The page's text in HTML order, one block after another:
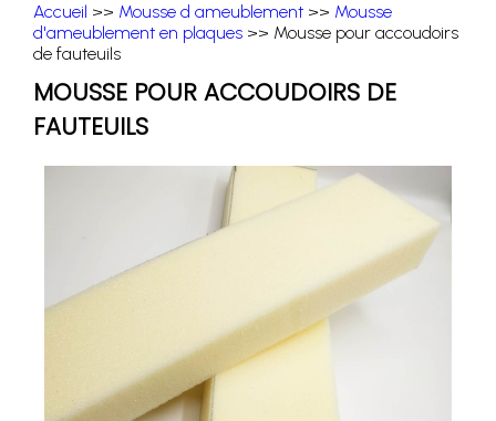
Accueil >> Mousse d ameublement >> Mousse
d'ameublement en plaques >> Mousse pour accoudoirs
de fauteuils
MOUSSE POUR ACCOUDOIRS DE
FAUTEUILS